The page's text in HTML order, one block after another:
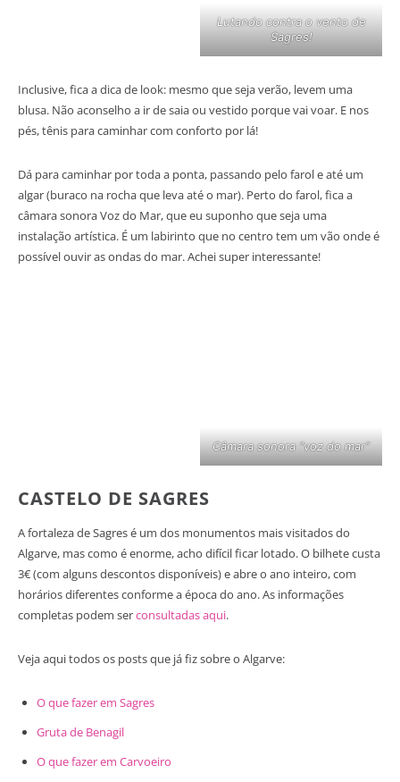
Lutando contra o vento de
Sagres!
Inclusive, fica a dica de look: mesmo que seja verão, levem uma
blusa. Não aconselho a ir de saia ou vestido porque vai voar. E nos
pés, tênis para caminhar com conforto por lá!
Dá para caminhar por toda a ponta, passando pelo farol e até um
algar (buraco na rocha que leva até o mar). Perto do farol, fica a
câmara sonora Voz do Mar, que eu suponho que seja uma
instalação artística. É um labirinto que no centro tem um vão onde é
possível ouvir as ondas do mar. Achei super interessante!
Câmara sonora “voz do mar”
CASTELO DE SAGRES
A fortaleza de Sagres é um dos monumentos mais visitados do
Algarve, mas como é enorme, acho difícil ficar lotado. O bilhete custa
3€ (com alguns descontos disponíveis) e abre o ano inteiro, com
horários diferentes conforme a época do ano. As informações
completas podem serconsultadas aqui.
Veja aqui todos os posts que já fiz sobre o Algarve:
O que fazer em Sagres
Gruta de Benagil
O que fazer em Carvoeiro